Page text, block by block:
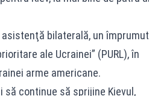
bilaterală, un împrumut
ale Ucrainei” (PURL), în
arme americane.
continue să sprijine Kievul,